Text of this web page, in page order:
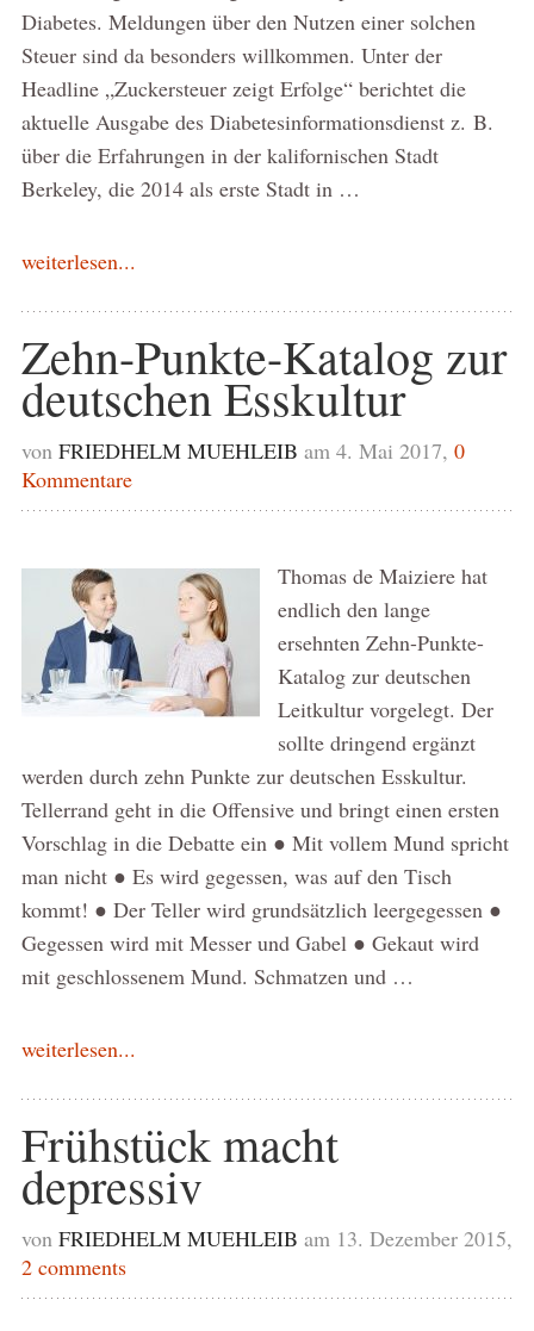
Diabetes. Meldungen über den Nutzen einer solchen
Steuer sind da besonders willkommen. Unter der
Headline „Zuckersteuer zeigt Erfolge“ berichtet die
aktuelle Ausgabe des Diabetesinformationsdienst z. B.
über die Erfahrungen in der kalifornischen Stadt
Berkeley, die 2014 als erste Stadt in …
weiterlesen...
Zehn-Punkte-Katalog zur
deutschen Esskultur
von FRIEDHELM MUEHLEIB am 4. Mai 2017, 0
Kommentare
Thomas de Maiziere hat
endlich den lange
ersehnten Zehn-Punkte-
Katalog zur deutschen
Leitkultur vorgelegt. Der
sollte dringend ergänzt
werden durch zehn Punkte zur deutschen Esskultur.
Tellerrand geht in die Offensive und bringt einen ersten
Vorschlag in die Debatte ein ● Mit vollem Mund spricht
man nicht ● Es wird gegessen, was auf den Tisch
kommt! ● Der Teller wird grundsätzlich leergegessen ●
Gegessen wird mit Messer und Gabel ● Gekaut wird
mit geschlossenem Mund. Schmatzen und …
weiterlesen...
Frühstück macht
depressiv
von FRIEDHELM MUEHLEIB am 13. Dezember 2015,
2 comments